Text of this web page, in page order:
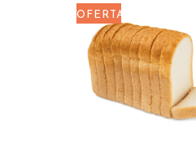
OFERTA